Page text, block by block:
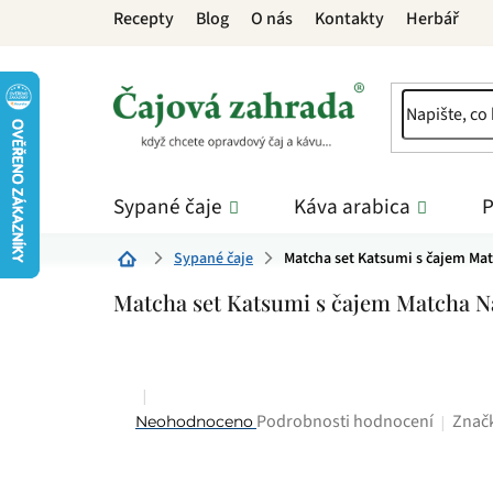
Recepty Blog O nás Kontakty Herbář
Sypané čaje Káva arabica
Domů Sypané čaje Matcha set Katsumi s čajem
Matcha set Katsumi s čajem Matcha
Průměrné
Neohodnoceno Podrobnosti hodnocení